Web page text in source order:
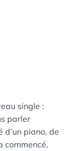
single :
parler
piano, de
commencé,